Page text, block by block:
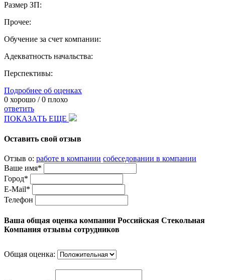
Размер ЗП:
Прочее:
Обучение за счет компании:
Адекватность начальства:
Перспективы:
Подробнее об оценках
0 хорошо /0 плохо
ответить
ПОКАЗАТЬ ЕЩЕ
Оставить свой отзыв
Отзыв о: работе в компании собеседовании в компании
Ваше имя*
Город*
E-Mail*
Телефон
Ваша общая оценка компании Российская Стекольная
Компания отзывы сотрудников
Общая оценка: